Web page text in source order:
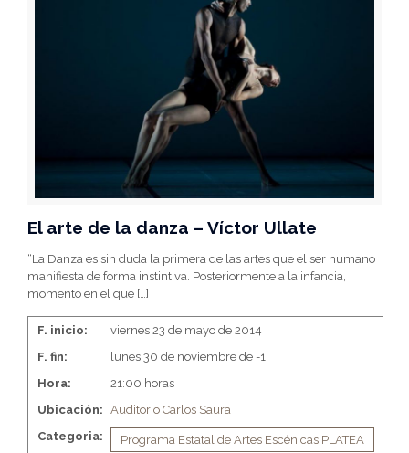
El arte de la danza – Víctor Ullate
“La Danza es sin duda la primera de las artes que el ser humano
manifiesta de forma instintiva. Posteriormente a la infancia,
momento en el que […]
F. inicio:
viernes 23 de mayo de 2014
F. fin:
lunes 30 de noviembre de -1
Hora:
21:00 horas
Ubicación: Auditorio Carlos Saura
Categoria:
Programa Estatal de Artes Escénicas PLATEA